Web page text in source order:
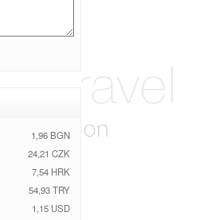
1,96 BGN
24,21 CZK
7,54 HRK
54,93 TRY
1,15 USD